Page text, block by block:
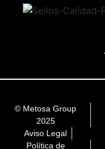
© Metosa Group
2025
Aviso Legal
Política de